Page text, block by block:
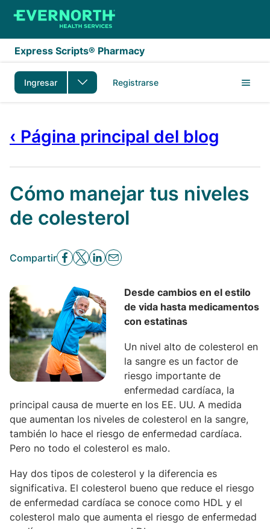
Saltar al contenido principal
Express Scripts® Pharmacy
Ingresar Registrarse
‹ Página principal del blog
Cómo manejar tus niveles
de colesterol
Compartir
Desde cambios en el estilo
de vida hasta medicamentos
con estatinas
Un nivel alto de colesterol en
la sangre es un factor de
riesgo importante de
enfermedad cardíaca, la
principal causa de muerte en los EE. UU. A medida
que aumentan los niveles de colesterol en la sangre,
también lo hace el riesgo de enfermedad cardíaca.
Pero no todo el colesterol es malo.
Hay dos tipos de colesterol y la diferencia es
significativa. El colesterol bueno que reduce el riesgo
de enfermedad cardíaca se conoce como HDL y el
colesterol malo que aumenta el riesgo de enfermedad